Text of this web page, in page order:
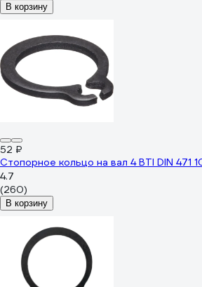
В корзину
52 ₽
Стопорное кольцо на вал 4 BTI DIN 471
4.7
(260)
В корзину